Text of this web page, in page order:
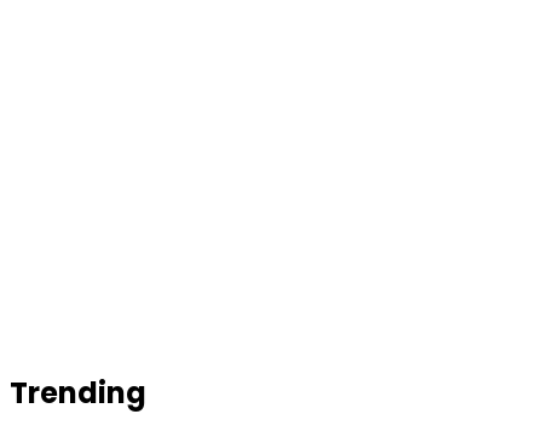
Trending